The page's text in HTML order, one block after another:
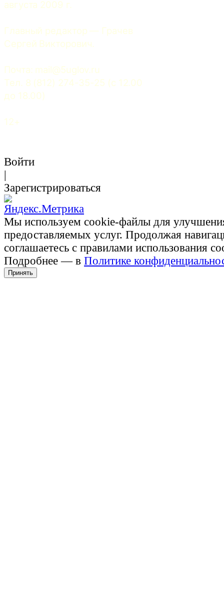
августа 2009 г.
Главный редактор — Грачев
Сергей Викторович.
Почта: mail@5uglov.ru
Тел. 8 (812) 274-35-25 (c 12.00
до 18.00)
12+
Войти
|
Зарегистрироваться
Мы используем cookie-файлы для
предоставляемых услуг. Продолжая
соглашаетесь с правилами использования
Подробнее — в Политике
Принять